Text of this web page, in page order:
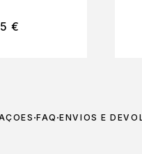
€
FAQ ENVIOS E